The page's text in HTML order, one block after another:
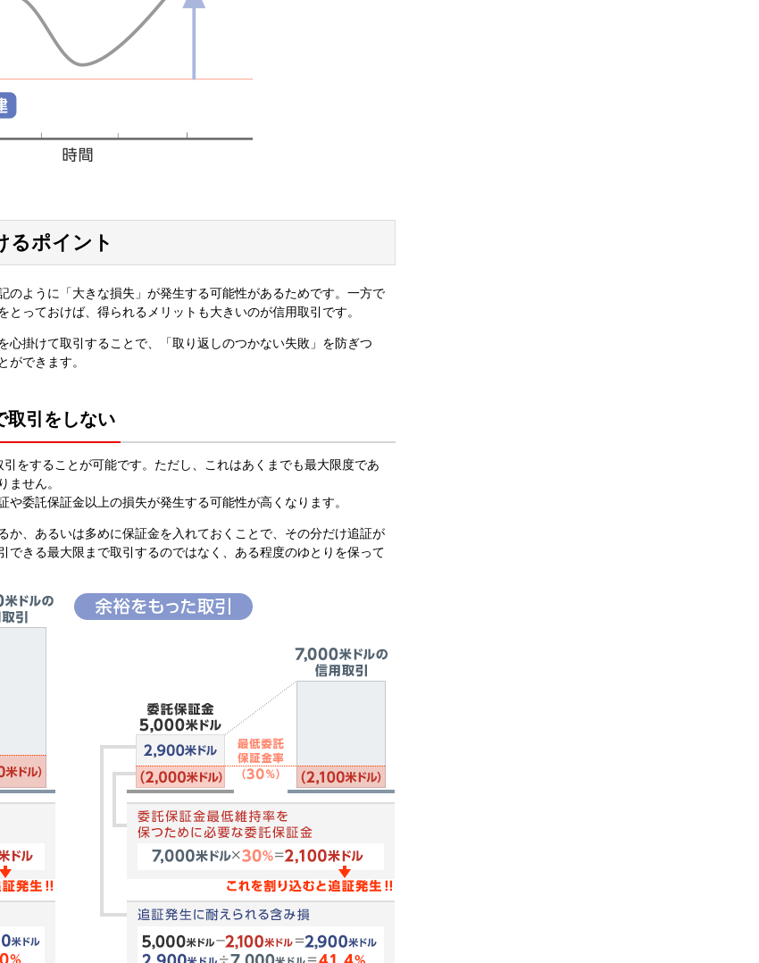
るポイント
のように「大きな損失」が発生する可能性があるためです。一方で
っておけば、得られるメリットも大きいのが信用取引です。
心掛けて取引することで、「取り返しのつかない失敗」を防ぎつ
ができます。
取引をしない
をすることが可能です。ただし、これはあくまでも最大限度であ
ません。
委託保証金以上の損失が発生する可能性が高くなります。
か、あるいは多めに保証金を入れておくことで、その分だけ追証が
できる最大限まで取引するのではなく、ある程度のゆとりを保って